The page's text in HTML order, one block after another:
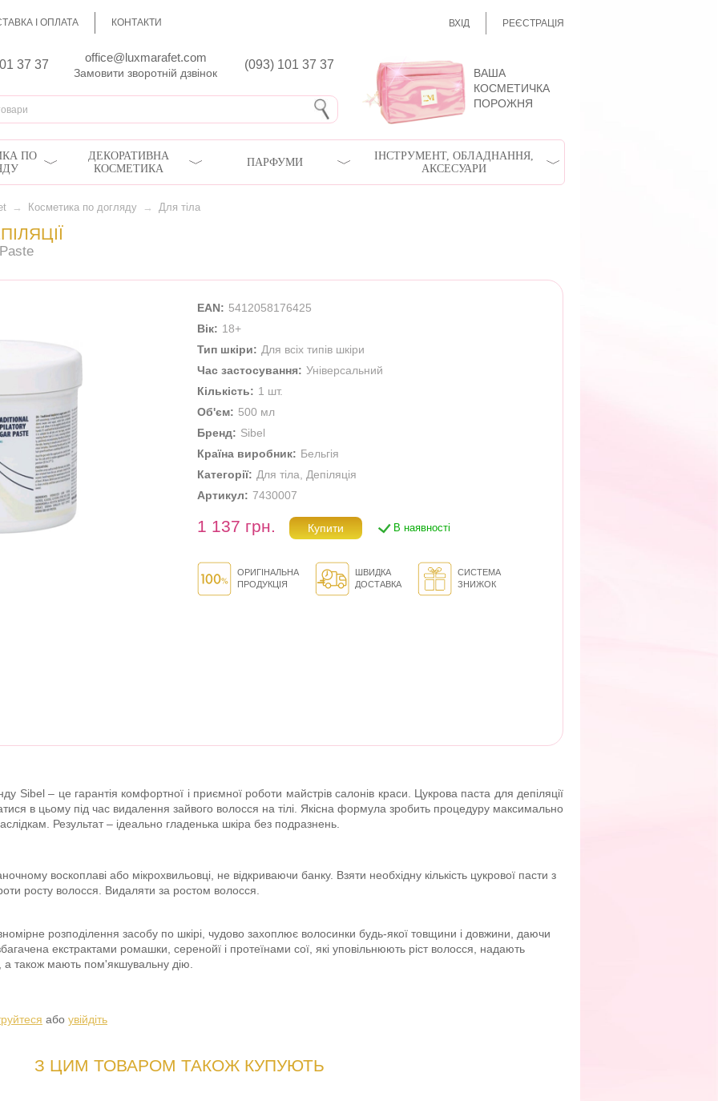
І ОПЛАТА КОНТАКТИ ВХІД РЕЄСТРАЦІЯ
37 37
office@luxmarafet.com
(093) 101 37 37
Замовити зворотній дзвінок
ВАША
КОСМЕТИЧКА
ПОРОЖНЯ
ПО
ДЕКОРАТИВНА
КОСМЕТИКА
ПАРФУМИ
ІНСТРУМЕНТ, ОБЛАДНАННЯ,
АКСЕСУАРИ
→ Косметика по догляду → Для тіла
EAN: 5412058176425
Вік: 18+
Тип шкіри: Для всіх типів шкіри
Час застосування: Універсальний
Кількість: 1 шт.
Об'єм: 500 мл
Бренд: Sibel
Країна виробник: Бельгія
Категорії: Для тіла
Депіляція
Артикул: 7430007
1 137 грн. В наявності
ОРИГІНАЛЬНА
ПРОДУКЦІЯ
ШВИДКА
ДОСТАВКА
СИСТЕМА
ЗНИЖОК
Sibel – це гарантія комфортної і приємної роботи майстрів салонів краси. Цукрова паста для депіляції
в цьому під час видалення зайвого волосся на тілі. Якісна формула зробить процедуру максимально
Результат – ідеально гладенька шкіра без подразнень.
воскоплаві або мікрохвильовці, не відкриваючи банку. Взяти необхідну кількість цукрової пасти з
росту волосся. Видаляти за ростом волосся.
розподілення засобу по шкірі, чудово захоплює волосинки будь-якої товщини і довжини, даючи
екстрактами ромашки, серенойї і протеїнами сої, які уповільнюють ріст волосся, надають
а також мають пом'якшувальну дію.
або увійдіть
З ЦИМ ТОВАРОМ ТАКОЖ КУПУЮТЬ